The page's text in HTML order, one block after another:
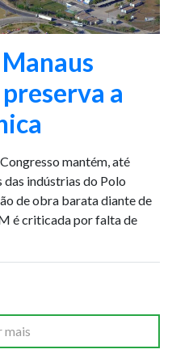
a
mantém, até
indústrias do Polo
de obra barata diante de
é criticada por falta de
mais